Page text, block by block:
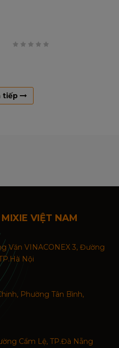
tiếp
VIỆT NAM
Văn VINACONEX 3, Đường
Nội
Phường Tân Bình,
Cẩm Lệ, TP.Đà Nẵng